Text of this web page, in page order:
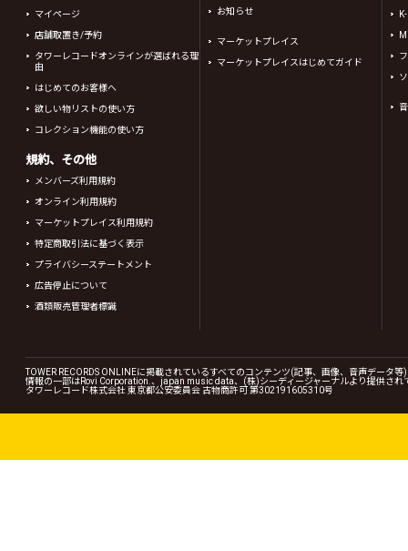
マイページ
店舗取置き/予約
タワーレコードオンラインが選ばれる理
由
はじめてのお客様へ
欲しい物リストの使い方
コレクション機能の使い方
規約、その他
メンバーズ利用規約
オンライン利用規約
マーケットプレイス利用規約
特定商取引法に基づく表示
プライバシーステートメント
広告停止について
酒類販売管理者標識
お知らせ
マーケットプレイス
マーケットプレイスはじめてガイド
TOWER RECORDS ONLINEに掲載されているすべてのコンテンツ(記事、画像、音声デー
情報の一部はRovi Corporation.、japan music data、(株)シーディージャーナルより提供され
タワーレコード株式会社 東京都公安委員会 古物商許可 第302191605310号